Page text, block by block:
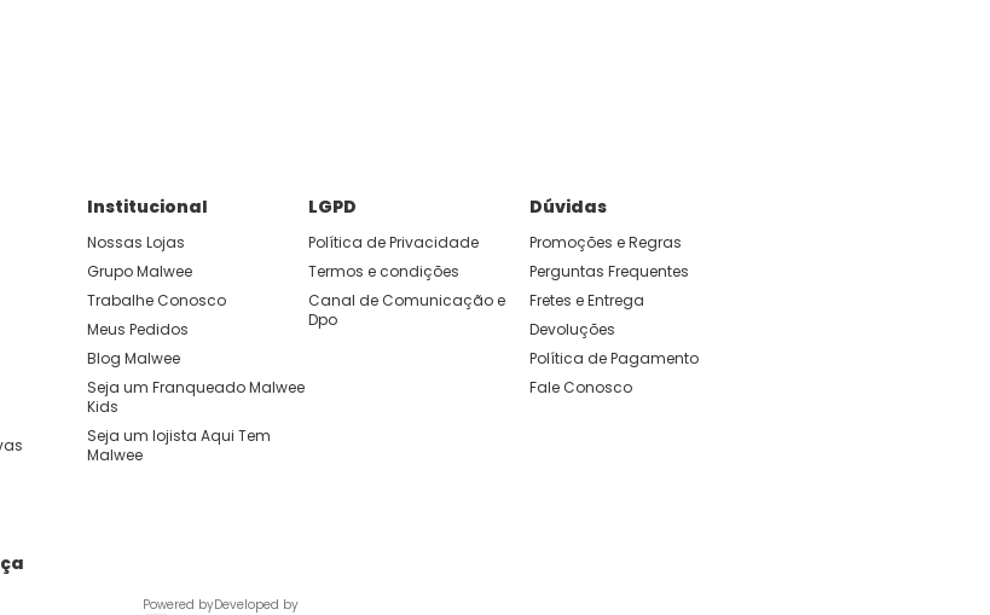
Institucional
Nossas Lojas
Grupo Malwee
Trabalhe Conosco
Meus Pedidos
Blog Malwee
Seja um Franqueado Malwee
Kids
Seja um lojista Aqui Tem
Malwee
LGPD
Política de Privacidade
Termos e condições
Canal de Comunicação e
Dpo
Dúvidas
Promoções e Regras
Perguntas Frequentes
Fretes e Entrega
Devoluções
Política de Pagamento
Fale Conosco
Powered byDeveloped by